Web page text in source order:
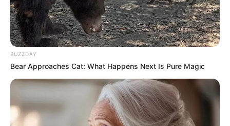
BUZZDAY
Bear Approaches Cat: What Happens Next Is Pure Magic